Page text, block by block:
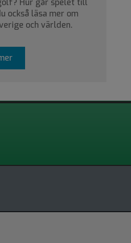
Hur går spelet till
också läsa mer om
och världen.